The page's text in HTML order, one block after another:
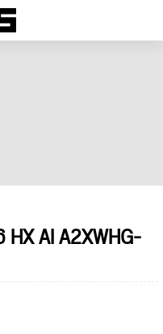
AI A2XWHG-